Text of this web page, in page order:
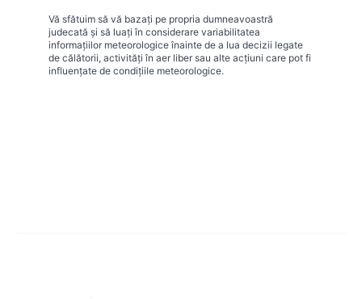
Vă sfătuim să vă bazați pe propria dumneavoastră
judecată și să luați în considerare variabilitatea
informațiilor meteorologice înainte de a lua decizii legate
de călătorii, activități în aer liber sau alte acțiuni care pot fi
influențate de condițiile meteorologice.